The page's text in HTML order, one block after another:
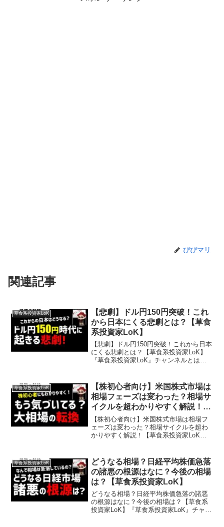
ぴぴマリ
関連記事
草食系投資家LoK
【悲劇】ドル円150円突破！これ
から日本にくる悲劇とは？【草食
系投資家LoK】
【悲劇】ドル円150円突破！これから日本
にくる悲劇とは？【草食系投資家LoK】
『草食系投資家LoK』チャンネルとは…
ます。投資や副業、スキルアップしたい
ビジネスパーソン...
草食系投資家LoK
【株初心者向け】米国株式市場は
相場フェーズは変わった？相場サ
イクルを超わかりやすく解説！
【草食系投資家LoK】
【株初心者向け】米国株式市場は相場フ
ェーズは変わった？相場サイクルを超わ
かりやすく解説！【草食系投資家LoK】
することを超わかりやすく発信しており
ます。投資や副業、ス...
草食系投資家LoK
どうなる相場？日経平均株価急落
の諸悪の根源はなに？今後の相場
は？【草食系投資家LoK】
どうなる相場？日経平均株価急落の諸悪
の根源はなに？今後の相場は？【草食系
投資家LoK】『草食系投資家LoK』チャン